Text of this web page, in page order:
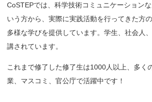
CoSTEPでは、科学技術コミュニケーション
いう方から、実際に実践活動を行ってきた方
多様な学びを提供しています。学生、社会人
講されています。
これまで修了した修了生は1000人以上、多く
業、マスコミ、官公庁で活躍中です！